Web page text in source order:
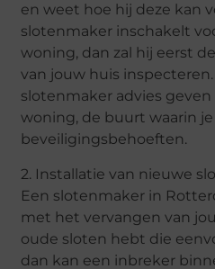
en weet hoe hij deze kan
slotenmaker inschakelt
woning, dan zal hij eerst
van jouw huis inspecteren.
slotenmaker advies geven
woning, de buurt waarin
beveiligingsbehoeften.
2. Installatie van nieuwe
Een slotenmaker in
met het vervangen van
oude sloten hebt die
dan kan een inbreker